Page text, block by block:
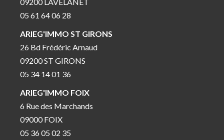
05 61 64 06 28
ARIEG'IMMO ST GIRONS
26 Bd Frédéric Arnaud
09200 ST GIRONS
05 34 14 01 36
ARIEG'IMMO FOIX
6 Rue des Marchands
09000 FOIX
05 36 05 02 35